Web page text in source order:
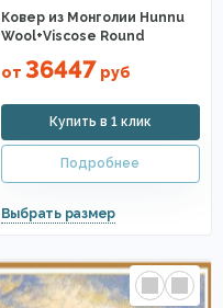
Ковер из Монголии Hunnu
Wool+Viscose Round
от 36447 руб